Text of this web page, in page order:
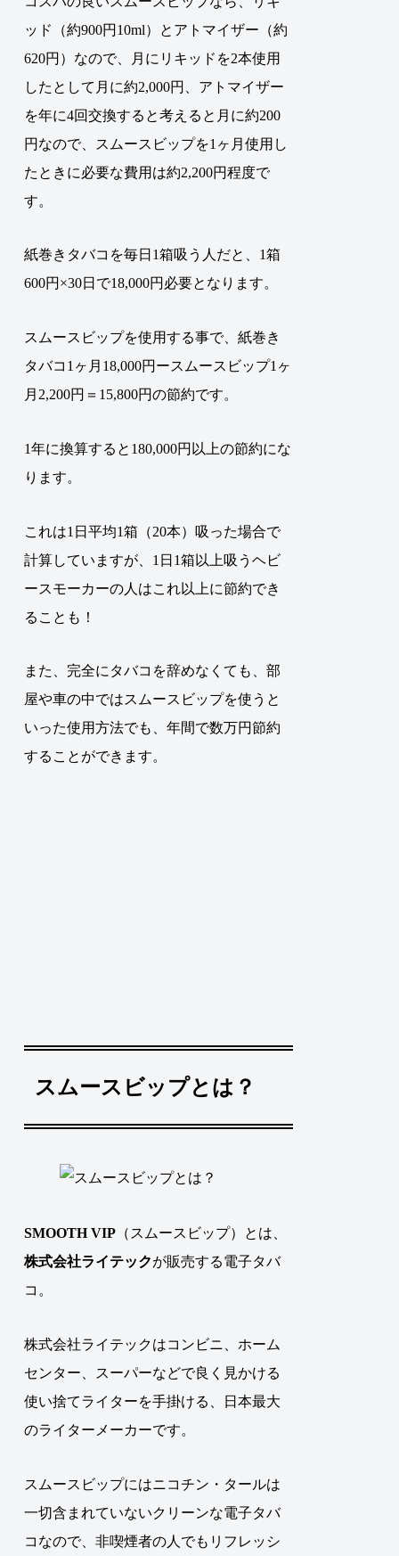
ッド（約900円10ml）とアトマイザー（約
620円）なので、月にリキッドを2本使用
したとして月に約2,000円、アトマイザー
を年に4回交換すると考えると月に約200
円なので、
スムースビップを1ヶ月使用し
たときに必要な費用は約2,200円程度で
す。
紙巻きタバコを毎日1箱吸う人だと、1箱
600円×30日で18,000円必要となります。
スムースビップを使用する事で、紙巻き
タバコ1ヶ月18,000円ースムースビップ1ヶ
月2,200円＝15,800円の節約です。
1年に換算すると180,000円以上の節約にな
ります。
これは1日平均1箱（20本）吸った場合で
計算していますが、1日1箱以上吸うヘビ
ースモーカーの人はこれ以上に節約でき
ることも！
また、完全にタバコを辞めなくても、部
屋や車の中ではスムースビップを使うと
いった使用方法でも、年間で数万円節約
することができます。
スムースビップとは？
SMOOTH VIP （スムースビップ）とは、
株式会社ライテックが販売する電子タバ
コ 。
株式会社ライテックはコンビニ、ホーム
センター、スーパーなどで良く見かける
使い捨てライターを手掛ける、日本最大
のライターメーカーです。
スムースビップにはニコチン・タールは
一切含まれていないクリーンな電子タバ
コなので、非喫煙者の人でもリフレッシ